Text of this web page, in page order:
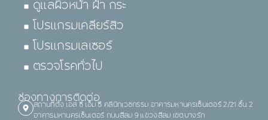
ดูแลผิวหน้า ฝ้า กระ
โปรแกรมเคลียร์สิว
โปรแกรมเลเซอร์
ตรวจโรคทั่วไป
ช่องทางการติดต่อ
สถานที่ตั้ง เอส ซี เอ็ม ซี คลินิกเวชกรรม อาคารมหานครเซ็นเตอร์ 2/21 ชั้น 2
อาคารมหานครเซ็นเตอร์ ถนนสีลม 9 แขวงสีลม เขตบางรัก